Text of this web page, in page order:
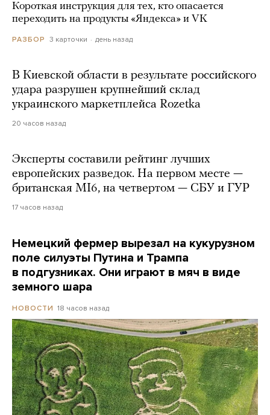
Короткая инструкция для тех, кто опасается
переходить на продукты «Яндекса» и VK
РАЗБОР 3 карточки день назад
В Киевской области в результате российского
удара разрушен крупнейший склад
украинского маркетплейса Rozetka
20 часов назад
Эксперты составили рейтинг лучших
европейских разведок. На первом месте —
британская MI6, на четвертом — СБУ и ГУР
17 часов назад
Немецкий фермер вырезал на кукурузном
поле силуэты Путина и Трампа
в подгузниках. Они играют в мяч в виде
земного шара
НОВОСТИ 18 часов назад